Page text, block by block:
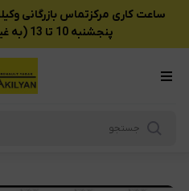
پنجشنبه 10 تا 13 (به غیر از تعطیلات رسمی)